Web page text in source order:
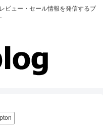
ビュー・セール情報を発信するブ